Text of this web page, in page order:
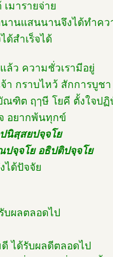
เมารายจ่าย
านแสนนานจึงได้ทำคว
สำเร็จได้
ว ความชั่วเรามีอยู่
า กราบไหว้ สักการบูชา
ณฑิต ฤๅษี โยคี ตั้งใจป
อยากพ้นทุกข์
นิสฺสยปจฺจโย
ปจฺจโย อธิปติปจฺจโย
ได้ปัจจัย
บผลตลอดไป
ได้รับผลดีตลอดไป